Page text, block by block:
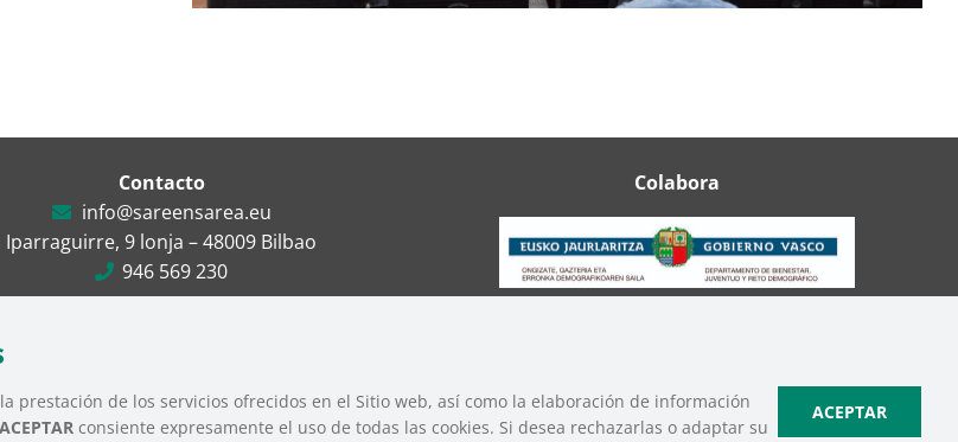
Contacto
info@sareensarea.eu
Iparraguirre, 9 lonja – 48009 Bilbao
946 569 230
Colabora
de Euskadi |
HACEMOS NOTICIAS AGENDA MEDIATECA PRENSA
de los servicios ofrecidos en el Sitio web, así como la elaboración de información
ACEPTAR consiente expresamente el uso de todas las cookies. Si desea rechazarlas o adaptar su
ACEPTAR